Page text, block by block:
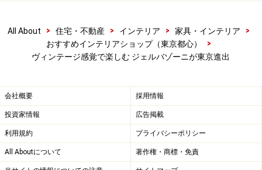
All About > 住宅・不動産 > インテリア > 家具・インテリア
>
おすすめインテリアショップ（東京都心）
>
ヴィンテージ感覚で楽しむ ジェルバゾーニが東京進出
会社概要 採用情報
投資家情報 広告掲載
利用規約 プライバシーポリシー
All Aboutについて 著作権・商標・免責